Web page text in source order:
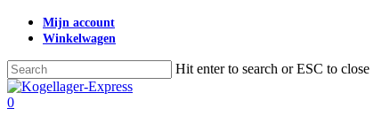
Skip
content
Mijn account
Winkelwagen
Hit enter to search or ESC to close
Close
Search
search
0